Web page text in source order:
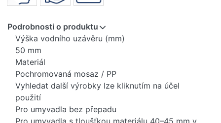
Podrobnosti o produktu
Výška vodního uzávěru (mm)
50 mm
Materiál
Pochromovaná mosaz / PP
Vyhledat další výrobky lze kliknutím na účel
použití
Pro umyvadla bez přepadu
Pro umyvadla s tloušťkou materiálu 40–45 mm v